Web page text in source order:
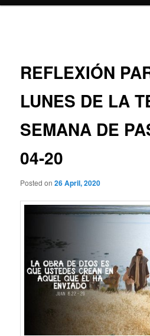
REFLEXIÓN
LUNES DE LA
SEMANA DE
04-20
Posted on26 April, 2020